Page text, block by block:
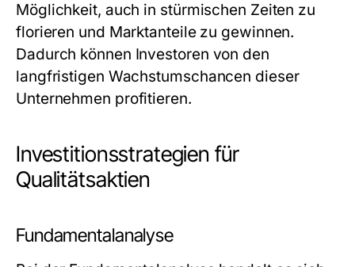
Möglichkeit, auch in stürmischen Zeiten zu
florieren und Marktanteile zu gewinnen.
Dadurch können Investoren von den
langfristigen Wachstumschancen dieser
Unternehmen profitieren.
Investitionsstrategien für
Qualitätsaktien
Fundamentalanalyse